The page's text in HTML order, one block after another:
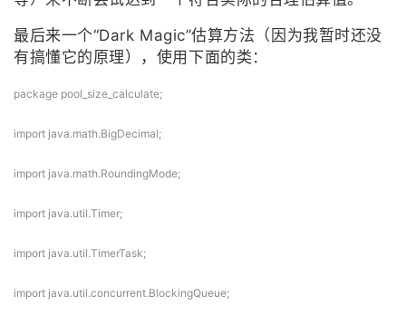
最后来一个“Dark Magic”估算方法（因为我暂时还没
有搞懂它的原理），使用下面的类：
package pool_size_calculate;
import java.math.BigDecimal;
import java.math.RoundingMode;
import java.util.Timer;
import java.util.TimerTask;
import java.util.concurrent.BlockingQueue;